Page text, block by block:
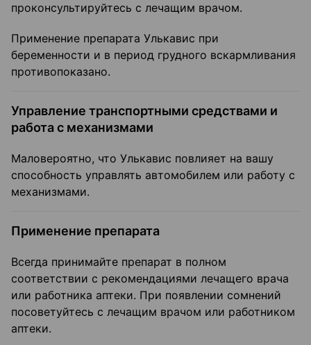
проконсультируйтесь с лечащим врачом.
Применение препарата Улькавис при
беременности и в период грудного вскармливания
противопоказано.
Управление транспортными средствами и
работа с механизмами
Маловероятно, что Улькавис повлияет на вашу
способность управлять автомобилем или работу с
механизмами.
Применение препарата
Всегда принимайте препарат в полном
соответствии с рекомендациями лечащего врача
или работника аптеки. При появлении сомнений
посоветуйтесь с лечащим врачом или работником
аптеки.